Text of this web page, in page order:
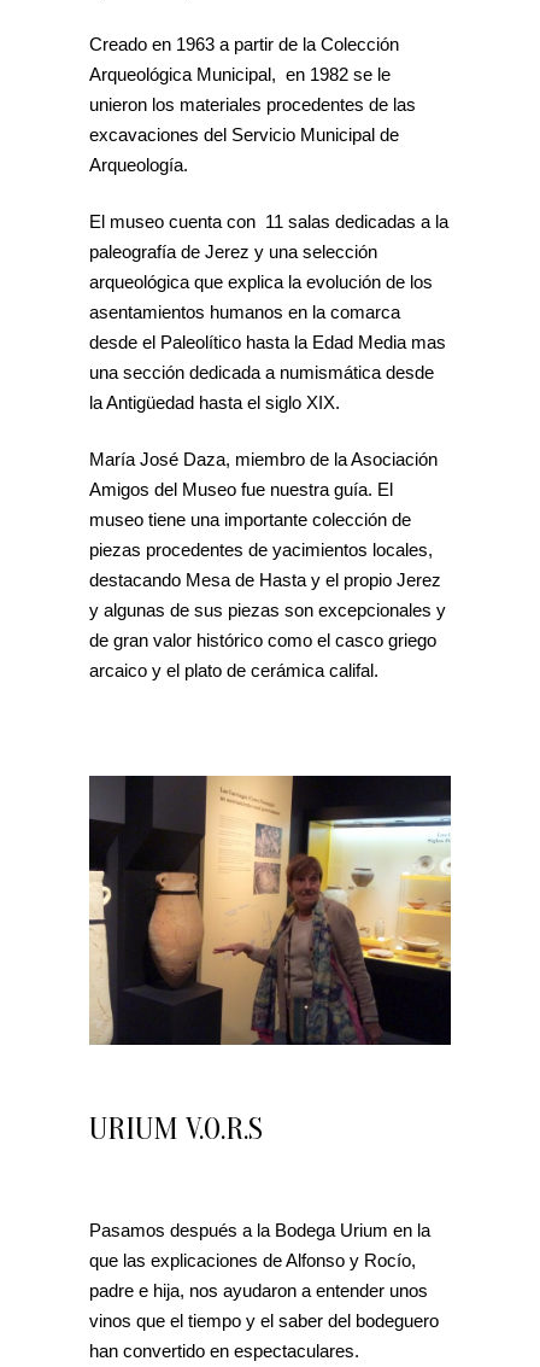
Creado en 1963 a partir de la Colección
Arqueológica Municipal, en 1982 se le
unieron los materiales procedentes de las
excavaciones del Servicio Municipal de
Arqueología.
El museo cuenta con 11 salas dedicadas a la
paleografía de Jerez y una selección
arqueológica que explica la evolución de los
asentamientos humanos en la comarca
desde el Paleolítico hasta la Edad Media mas
una sección dedicada a numismática desde
la Antigüedad hasta el siglo XIX.
María José Daza, miembro de la Asociación
Amigos del Museo fue nuestra guía. El
museo tiene una importante colección de
piezas procedentes de yacimientos locales,
destacando Mesa de Hasta y el propio Jerez
y algunas de sus piezas son excepcionales y
de gran valor histórico como el casco griego
arcaico y el plato de cerámica califal.
URIUM V.O.R.S
Pasamos después a la Bodega Urium en la
que las explicaciones de Alfonso y Rocío,
padre e hija, nos ayudaron a entender unos
vinos que el tiempo y el saber del bodeguero
han convertido en espectaculares.